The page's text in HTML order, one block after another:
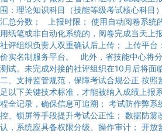
围：理论知识科目（技能等级考试核心科目
汇总分数； 上报时限： 使用自动阅卷系统
用纸笔或非自动化系统的，阅卷完成当天上
社评组织负责人双重确认后上传； 上传平台
价实名制服务平台。 此外，省技能中心将
测试。未完成对接的社评组织在10月后将面
二、支持监管规范，保障考试合规公正 按
足以下关键技术标准，才能被纳入成绩上报
程全记录，确保信息可追溯； 考试防作弊系
控、锁屏等手段提升考试公正性； 数据防篡
认，系统应具备权限分级、操作审计； 开放